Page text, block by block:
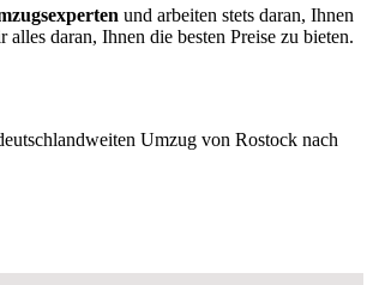
und arbeiten stets daran, Ihnen
daran, Ihnen die besten Preise zu bieten.
Umzug von Rostock nach